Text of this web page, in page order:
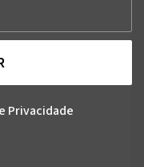
Privacidade